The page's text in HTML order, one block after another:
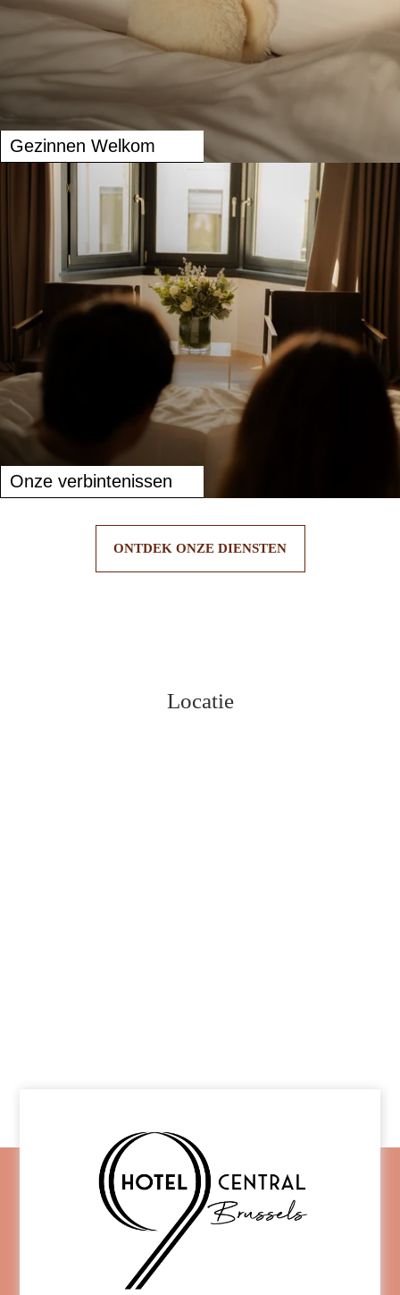
Gezinnen Welkom
Onze verbintenissen
ONTDEK ONZE DIENSTEN
Locatie